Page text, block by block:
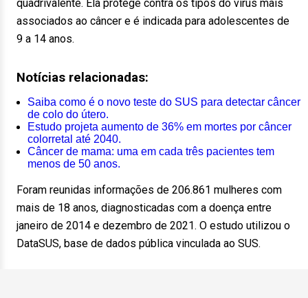
quadrivalente. Ela protege contra os tipos do vírus mais
associados ao câncer e é indicada para adolescentes de
9 a 14 anos.
Notícias relacionadas:
Saiba como é o novo teste do SUS para detectar câncer
de colo do útero.
Estudo projeta aumento de 36% em mortes por câncer
colorretal até 2040.
Câncer de mama: uma em cada três pacientes tem
menos de 50 anos.
Foram reunidas informações de 206.861 mulheres com
mais de 18 anos, diagnosticadas com a doença entre
janeiro de 2014 e dezembro de 2021. O estudo utilizou o
DataSUS, base de dados pública vinculada ao SUS.